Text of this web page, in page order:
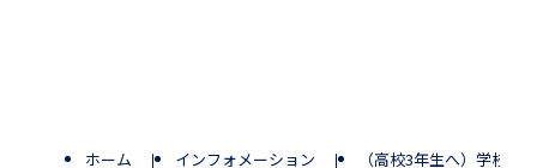
ホーム インフォメーション （高校3年生へ）学校推